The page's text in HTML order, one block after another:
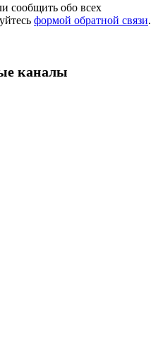
сообщить обо всех
формой обратной связи.
каналы